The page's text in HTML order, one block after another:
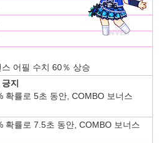
어필 수치 60％ 상승
지
확률로 5초 동안, COMBO 보너스
확률로 7.5초 동안, COMBO 보너스